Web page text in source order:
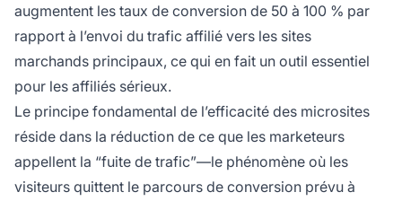
augmentent les taux de conversion de 50 à 100 % par
rapport à l’envoi du trafic affilié vers les sites
marchands principaux, ce qui en fait un outil essentiel
pour les affiliés sérieux.
Le principe fondamental de l’efficacité des microsites
réside dans la réduction de ce que les marketeurs
appellent la “fuite de trafic”—le phénomène où les
visiteurs quittent le parcours de conversion prévu à